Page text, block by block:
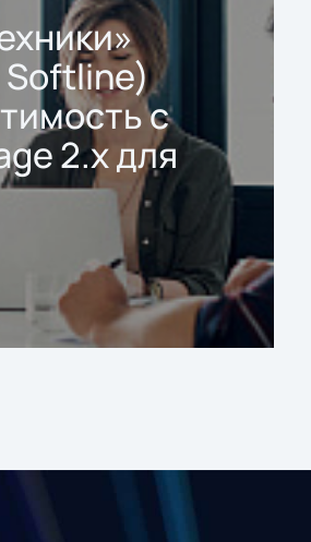
Softline)
с
2.x для